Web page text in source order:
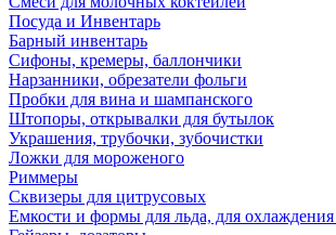
Посуда и Инвентарь
Барный инвентарь
Сифоны, кремеры, баллончики
Нарзанники, обрезатели фольги
Пробки для вина и шампанского
Штопоры, открывалки для бутылок
Украшения, трубочки, зубочистки
Ложки для мороженого
Риммеры
Сквизеры для цитрусовых
Емкости и формы для льда, для